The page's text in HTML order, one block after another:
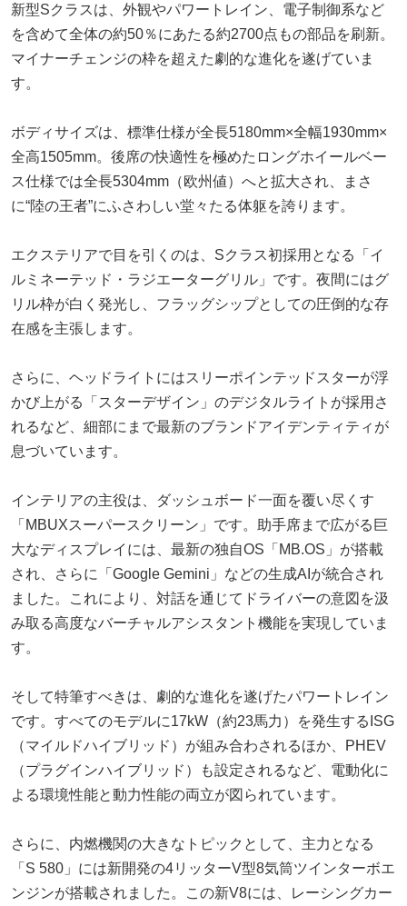
新型Sクラスは、外観やパワートレイン、電子制御系など
を含めて全体の約50％にあたる約2700点もの部品を刷新。
マイナーチェンジの枠を超えた劇的な進化を遂げていま
す。
ボディサイズは、標準仕様が全長5180mm×全幅1930mm×
全高1505mm。後席の快適性を極めたロングホイールベー
ス仕様では全長5304mm（欧州値）へと拡大され、まさ
に“陸の王者”にふさわしい堂々たる体躯を誇ります。
エクステリアで目を引くのは、Sクラス初採用となる「イ
ルミネーテッド・ラジエーターグリル」です。夜間にはグ
リル枠が白く発光し、フラッグシップとしての圧倒的な存
在感を主張します。
さらに、ヘッドライトにはスリーポインテッドスターが浮
かび上がる「スターデザイン」のデジタルライトが採用さ
れるなど、細部にまで最新のブランドアイデンティティが
息づいています。
インテリアの主役は、ダッシュボード一面を覆い尽くす
「MBUXスーパースクリーン」です。助手席まで広がる巨
大なディスプレイには、最新の独自OS「MB.OS」が搭載
され、さらに「Google Gemini」などの生成AIが統合され
ました。これにより、対話を通じてドライバーの意図を汲
み取る高度なバーチャルアシスタント機能を実現していま
す。
そして特筆すべきは、劇的な進化を遂げたパワートレイン
です。すべてのモデルに17kW（約23馬力）を発生するISG
（マイルドハイブリッド）が組み合わされるほか、PHEV
（プラグインハイブリッド）も設定されるなど、電動化に
よる環境性能と動力性能の両立が図られています。
さらに、内燃機関の大きなトピックとして、主力となる
「S 580」には新開発の4リッターV型8気筒ツインターボエ
ンジンが搭載されました。この新V8には、レーシングカー